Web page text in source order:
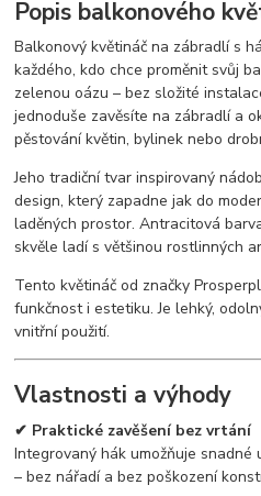
Popis balkonového
Balkonový květináč na zábradlí s
každého, kdo chce proměnit svůj
zelenou oázu – bez složité
jednoduše zavěsíte na zábradlí a
pěstování květin, bylinek nebo
Jeho tradiční tvar inspirovaný
design, který zapadne jak do
laděných prostor. Antracitová
skvěle ladí s většinou rostlinných
Tento květináč od značky
funkčnost i estetiku. Je lehký,
vnitřní použití.
Vlastnosti a výhody
✔ Praktické zavěšení bez vrtání
Integrovaný hák umožňuje
– bez nářadí a bez poškození